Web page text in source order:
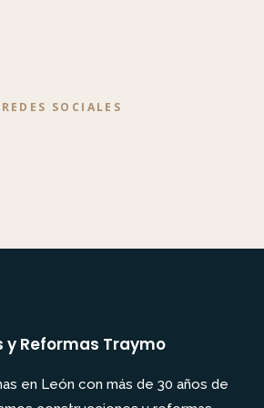
SOCIALES
y Reformas Traymo
en León con más de 30 años de